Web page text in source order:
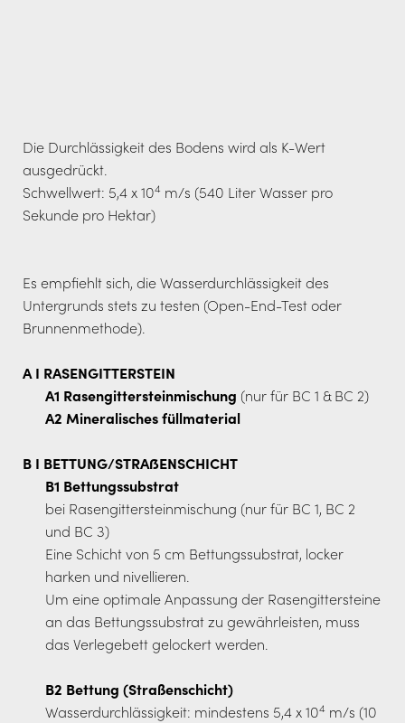
Die Durchlässigkeit des Bodens wird als K-Wert
ausgedrückt.
Schwellwert: 5,4 x 104 m/s (540 Liter Wasser pro
Sekunde pro Hektar)
Es empfiehlt sich, die Wasserdurchlässigkeit des
Untergrunds stets zu testen (Open-End-Test oder
Brunnenmethode).
A I RASENGITTERSTEIN
A1 Rasengittersteinmischung (nur für BC 1 & BC 2)
A2 Mineralisches füllmaterial
B I BETTUNG/STRAßENSCHICHT
B1 Bettungssubstrat
bei Rasengittersteinmischung (nur für BC 1, BC 2
und BC 3)
Eine Schicht von 5 cm Bettungssubstrat, locker
harken und nivellieren.
Um eine optimale Anpassung der Rasengittersteine
an das Bettungssubstrat zu gewährleisten, muss
das Verlegebett gelockert werden.
B2 Bettung (Straßenschicht)
Wasserdurchlässigkeit: mindestens 5,4 x 104 m/s (10